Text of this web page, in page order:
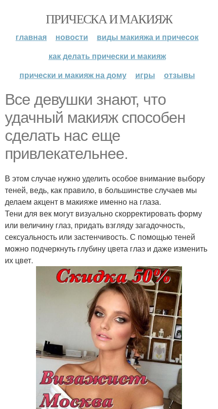
ПРИЧЕСКА И МАКИЯЖ
главная новости
виды макияжа и причесок
как делать прически и макияж
прически и макияж на дому
игры отзывы
Все девушки знают, что
удачный макияж способен
сделать нас еще
привлекательнее.
В этом случае нужно уделить особое внимание выбору
теней, ведь, как правило, в большинстве случаев мы
делаем акцент в макияже именно на глаза.
Тени для век могут визуально скорректировать форму
или величину глаз, придать взгляду загадочность,
сексуальность или застенчивость. С помощью теней
можно подчеркнуть глубину цвета глаз и даже изменить
их цвет.